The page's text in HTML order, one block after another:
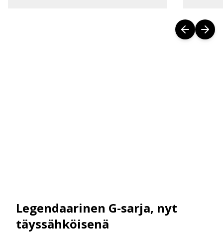
Legendaarinen G-sarja, nyt
täyssähköisenä